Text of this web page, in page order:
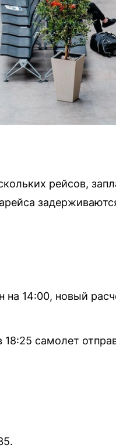
рейсов,
14:00, новый
самолет